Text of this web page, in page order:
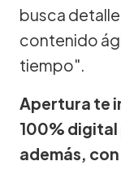
busca
contenido
tiempo".
Apertura te
100% digital
además,